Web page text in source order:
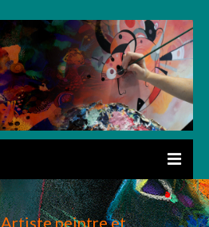
Artiste peintre et